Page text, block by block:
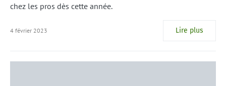
chez les pros dès cette année.
4 février 2023 Lire plus